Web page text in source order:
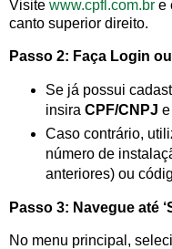
Visite www.cpfl.com.br e
canto superior direito.
Passo 2: Faça Login
Se já possui
insira CPF/CNPJ e
Caso contrário,
número de
anteriores) ou
Passo 3: Navegue até
No menu principal,